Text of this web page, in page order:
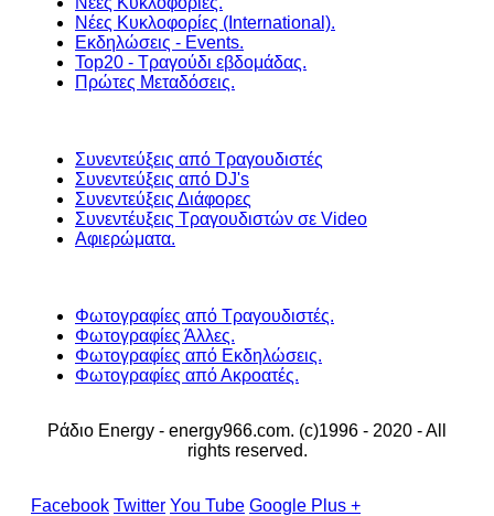
Νέες Κυκλοφορίες (International).
Εκδηλώσεις - Events.
Top20 - Τραγούδι εβδομάδας.
Πρώτες Μεταδόσεις.
Συνεντεύξεις από Τραγουδιστές
Συνεντεύξεις από DJ's
Συνεντεύξεις Διάφορες
Συνεντέυξεις Τραγουδιστών σε Video
Αφιερώματα.
Φωτογραφίες από Τραγουδιστές.
Φωτογραφίες Άλλες.
Φωτογραφίες από Εκδηλώσεις.
Φωτογραφίες από Ακροατές.
Ράδιο Energy - energy966.com. (c)1996 - 2020 - All
rights reserved.
Facebook Twitter You Tube Google Plus +